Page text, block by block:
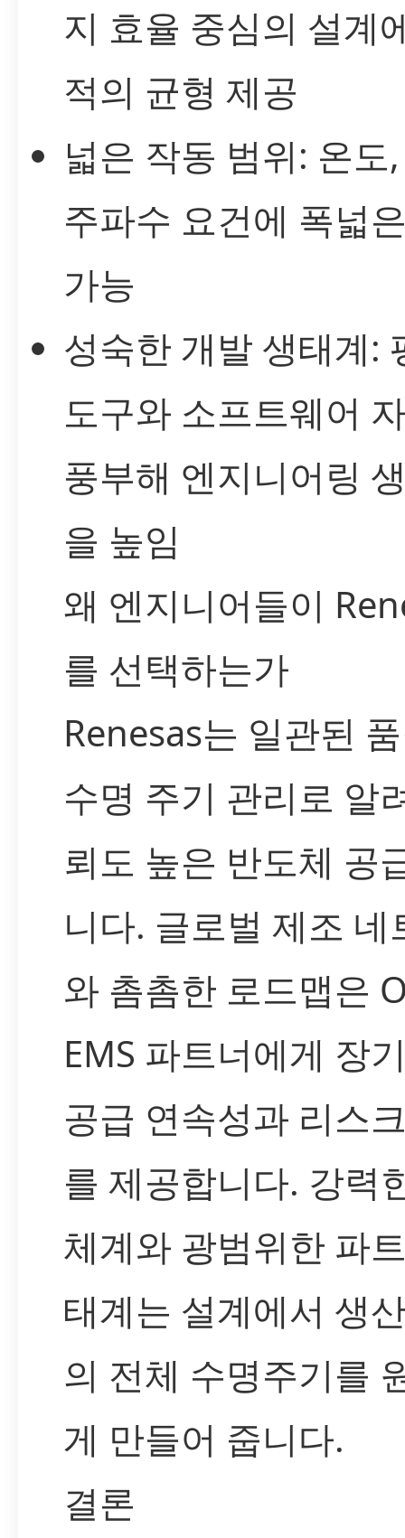
지 효율 중심의 설계
적의 균형 제공
넓은 작동 범위: 온도
주파수 요건에 폭넓
가능
성숙한 개발 생태계:
도구와 소프트웨어
풍부해 엔지니어링
을 높임
왜 엔지니어들이
를 선택하는가
Renesas는 일관된
수명 주기 관리로 알
뢰도 높은 반도체 공
니다. 글로벌 제조 네
와 촘촘한 로드맵은
EMS 파트너에게 장
공급 연속성과 리스
를 제공합니다. 강력
체계와 광범위한 파
태계는 설계에서 생
의 전체 수명주기를
게 만들어 줍니다.
결론